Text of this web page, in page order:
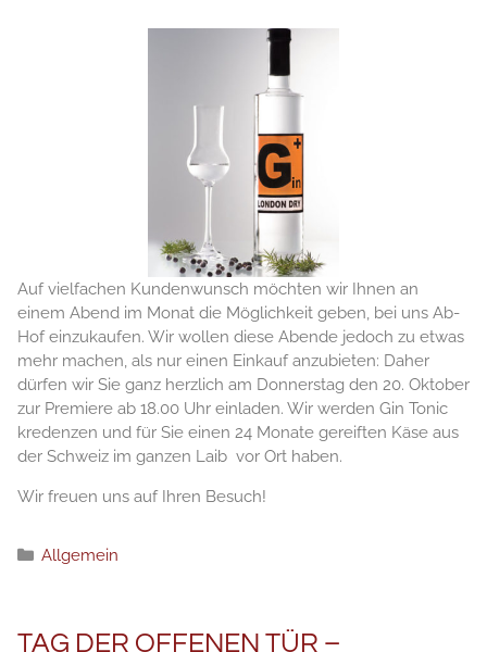
Auf vielfachen Kundenwunsch möchten wir Ihnen an
einem Abend im Monat die Möglichkeit geben, bei uns Ab-
Hof einzukaufen. Wir wollen diese Abende jedoch zu etwas
mehr machen, als nur einen Einkauf anzubieten: Daher
dürfen wir Sie ganz herzlich am Donnerstag den 20. Oktober
zur Premiere ab 18.00 Uhr einladen. Wir werden Gin Tonic
kredenzen und für Sie einen 24 Monate gereiften Käse aus
der Schweiz im ganzen Laib vor Ort haben.
Wir freuen uns auf Ihren Besuch!
Kategorien
Allgemein
TAG DER OFFENEN TÜR –